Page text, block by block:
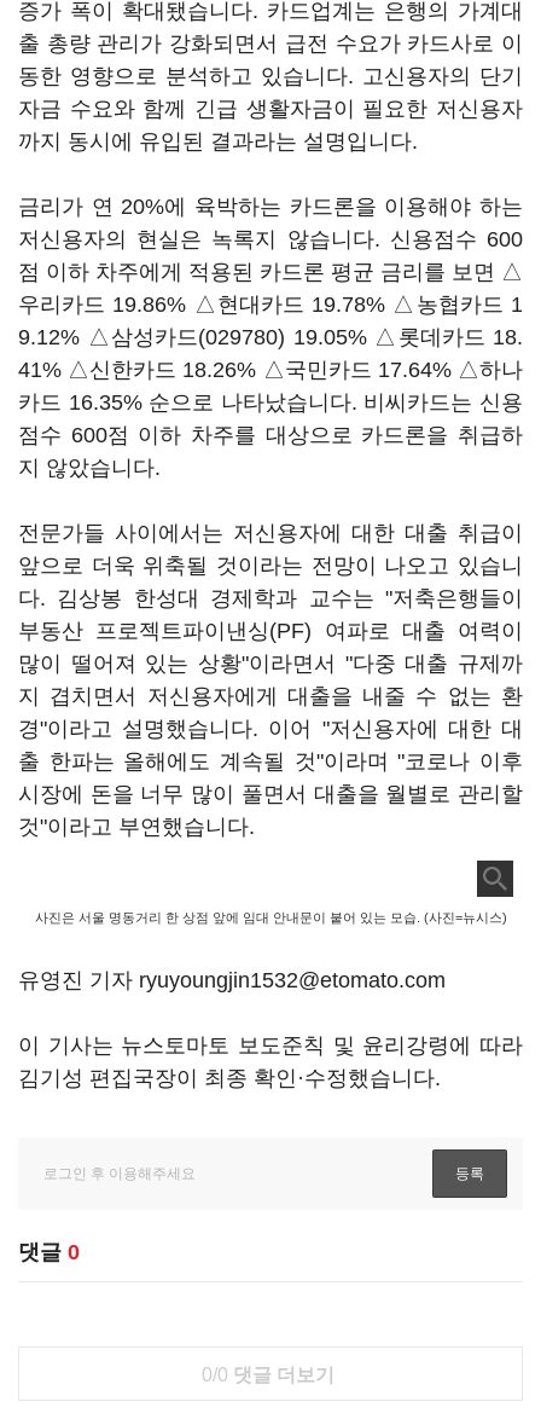
증가 폭이 확대됐습니다. 카드업계는 은행의 가계대
출 총량 관리가 강화되면서 급전 수요가 카드사로 이
동한 영향으로 분석하고 있습니다. 고신용자의 단기
자금 수요와 함께 긴급 생활자금이 필요한 저신용자
까지 동시에 유입된 결과라는 설명입니다.
금리가 연 20%에 육박하는 카드론을 이용해야 하는
저신용자의 현실은 녹록지 않습니다. 신용점수 600
점 이하 차주에게 적용된 카드론 평균 금리를 보면 △
우리카드 19.86% △현대카드 19.78% △농협카드 1
9.12% △ 삼성카드(029780) 19.05% △롯데카드 18.
41% △신한카드 18.26% △국민카드 17.64% △하나
카드 16.35% 순으로 나타났습니다. 비씨카드는 신용
점수 600점 이하 차주를 대상으로 카드론을 취급하
지 않았습니다.
전문가들 사이에서는 저신용자에 대한 대출 취급이
앞으로 더욱 위축될 것이라는 전망이 나오고 있습니
다. 김상봉 한성대 경제학과 교수는 "저축은행들이
부동산 프로젝트파이낸싱(PF) 여파로 대출 여력이
많이 떨어져 있는 상황"이라면서 "다중 대출 규제까
지 겹치면서 저신용자에게 대출을 내줄 수 없는 환
경"이라고 설명했습니다. 이어 "저신용자에 대한 대
출 한파는 올해에도 계속될 것"이라며 "코로나 이후
시장에 돈을 너무 많이 풀면서 대출을 월별로 관리할
것"이라고 부연했습니다.
사진은 서울 명동거리 한 상점 앞에 임대 안내문이 붙어 있는 모습. (사진=뉴시스)
유영진 기자 ryuyoungjin1532@etomato.com
이 기사는 뉴스토마토 보도준칙 및 윤리강령에 따라
김기성 편집국장이 최종 확인·수정했습니다.
댓글 0
0/0 댓글 더보기